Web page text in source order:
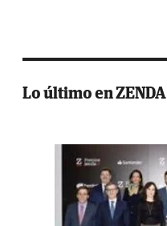
Lo último en ZENDA